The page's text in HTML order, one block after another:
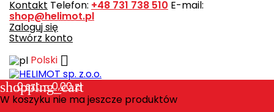
Kontakt Telefon: +48 731 738 510 E-mail:
shop@helimot.pl
Zaloguj się
Stwórz konto
Polski 
shopping_cart
0szt. - 0,00 zł
W koszyku nie ma jeszcze produktów